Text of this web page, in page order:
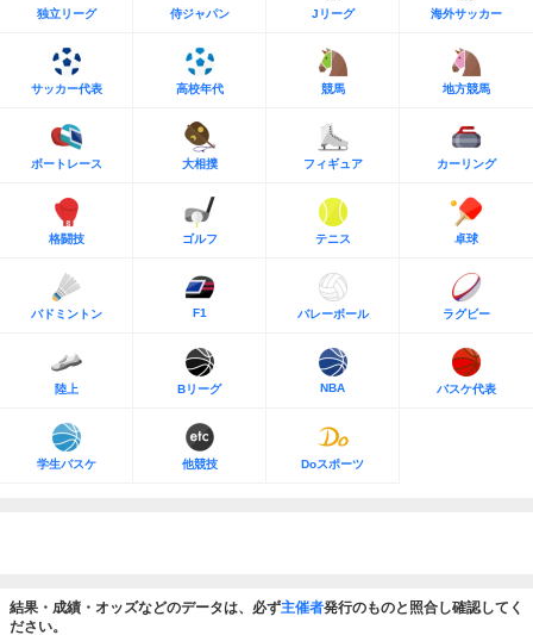
独立リーグ 侍ジャパン Jリーグ 海外サッカー
サッカー代表 高校年代 競馬 地方競馬
ボートレース 大相撲 フィギュア カーリング
格闘技 ゴルフ テニス 卓球
バドミントン F1 バレーボール ラグビー
陸上 Bリーグ NBA バスケ代表
学生バスケ 他競技 Doスポーツ
結果・成績・オッズなどのデータは、必ず主催者発行のものと照合し確認してく
ださい。